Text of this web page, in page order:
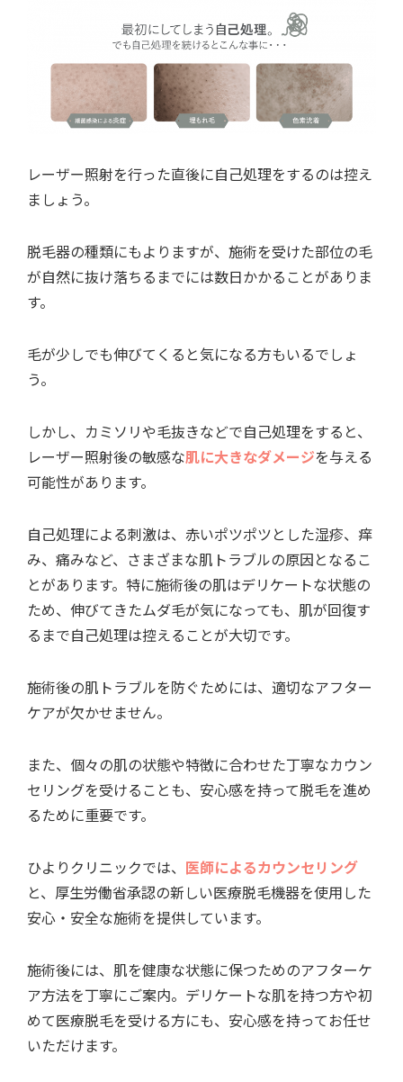
レーザー照射を行った直後に自己処理をするのは控え
ましょう。
脱毛器の種類にもよりますが、施術を受けた部位の毛
が自然に抜け落ちるまでには数日かかることがありま
す。
毛が少しでも伸びてくると気になる方もいるでしょ
う。
しかし、カミソリや毛抜きなどで自己処理をすると、
レーザー照射後の敏感な肌に大きなダメージを与える
可能性があります。
自己処理による刺激は、赤いポツポツとした湿疹、痒
み、痛みなど、さまざまな肌トラブルの原因となるこ
とがあります。特に施術後の肌はデリケートな状態の
ため、伸びてきたムダ毛が気になっても、肌が回復す
るまで自己処理は控えることが大切です。
施術後の肌トラブルを防ぐためには、適切なアフター
ケアが欠かせません。
また、個々の肌の状態や特徴に合わせた丁寧なカウン
セリングを受けることも、安心感を持って脱毛を進め
るために重要です。
ひよりクリニックでは、 医師によるカウンセリング
と、厚生労働省承認の新しい医療脱毛機器を使用した
安心・安全な施術を提供しています。
施術後には、肌を健康な状態に保つためのアフターケ
ア方法を丁寧にご案内。デリケートな肌を持つ方や初
めて医療脱毛を受ける方にも、安心感を持ってお任せ
いただけます。